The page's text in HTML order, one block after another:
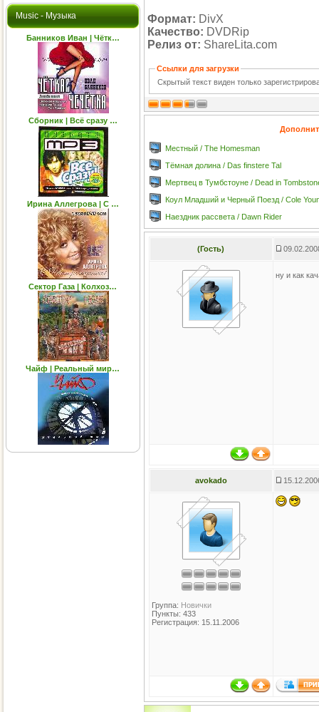
Music - Музыка
Банников Иван | Чётк…
Сборник | Всё сразу …
Ирина Аллегрова | С …
Сектор Газа | Колхоз…
Чайф | Реальный мир…
Формат: DivX
Качество: DVDRip
Релиз от: ShareLita.com
Ссылки для загрузки
Скрытый текст виден только
Местный / The Homesman
Тёмная долина / Das finstere Tal
Мертвец в Тумбстоуне / Dead in
Коул Младший и Черный Поезд / Cole
Наездник рассвета / Dawn Rider
(Гость)
ну и как
avokado
Группа: Новички
Пункты: 433
Регистрация: 15.11.2006